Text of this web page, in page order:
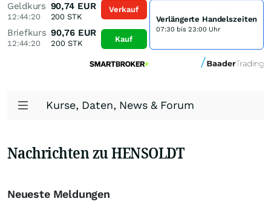
Geldkurs
12:44:20
90,74 EUR
200 STK
Briefkurs
12:44:20
90,76 EUR
200STK
Verkauf
Kauf
Verlängerte Handelszeiten
07:30 bis 23:00 Uhr
Kurse, Daten, News & Forum
Nachrichten zu HENSOLDT
Neueste Meldungen